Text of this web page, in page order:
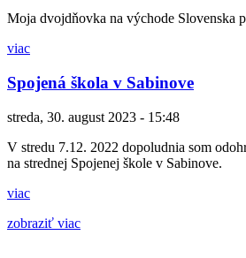
Moja dvojdňovka na východe Slovenska
viac
Spojená škola v Sabinove
streda, 30. august 2023 - 15:48
V stredu 7.12. 2022 dopoludnia som
na strednej Spojenej škole v Sabinove.
viac
zobraziť viac